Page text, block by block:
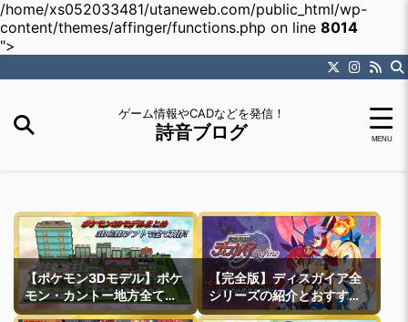
/home/xs052033481/utaneweb.com/public_html/wp-
content/themes/affinger/functions.php on line 8014
">
ゲーム情報やCADなどを発信！
詩音ブログ
【ポケモン3Dモデル】ポケ
モン・カントー地方全ての
町モデルなどを紹介
【完全版】ディスガイア全
シリーズの紹介とおすすめ
作品紹介